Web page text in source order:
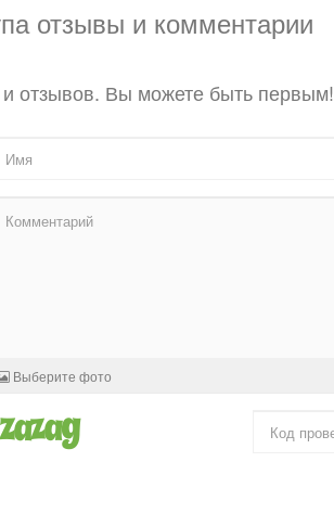
отзывы и комментарии
отзывов. Вы можете быть первым!
Выберите фото